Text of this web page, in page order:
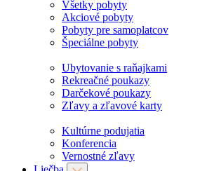
Všetky pobyty
Akciové pobyty
Pobyty pre samoplatcov
Špeciálne pobyty
Ubytovanie s raňajkami
Rekreačné poukazy
Darčekové poukazy
Zľavy a zľavové karty
Kultúrne podujatia
Konferencia
Vernostné zľavy